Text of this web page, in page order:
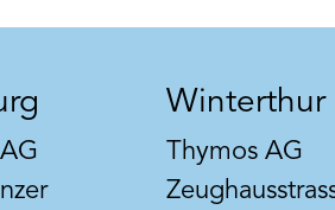
Winterthur
Thymos AG